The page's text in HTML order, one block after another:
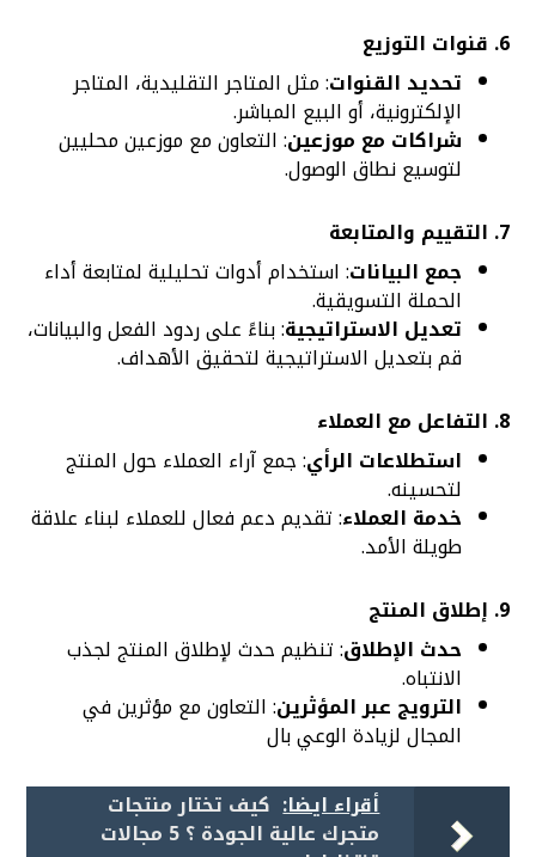
6. قنوات التوزيع
تحديد القنوات: مثل المتاجر التقليدية، المتاجر
الإلكترونية، أو البيع المباشر.
شراكات مع موزعين: التعاون مع موزعين محليين
لتوسيع نطاق الوصول.
7. التقييم والمتابعة
جمع البيانات: استخدام أدوات تحليلية لمتابعة أداء
الحملة التسويقية.
تعديل الاستراتيجية: بناءً على ردود الفعل والبيانات،
قم بتعديل الاستراتيجية لتحقيق الأهداف.
8. التفاعل مع العملاء
استطلاعات الرأي: جمع آراء العملاء حول المنتج
لتحسينه.
خدمة العملاء: تقديم دعم فعال للعملاء لبناء علاقة
طويلة الأمد.
9. إطلاق المنتج
حدث الإطلاق: تنظيم حدث لإطلاق المنتج لجذب
الانتباه.
الترويج عبر المؤثرين: التعاون مع مؤثرين في
المجال لزيادة الوعي بال
أقراء ايضا: كيف تختار منتجات
متجرك عالية الجودة ؟ 5 مجالات